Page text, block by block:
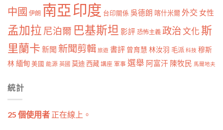
中國 伊朗 南亞印度 台印關係 吳德朗 喀什米爾外交 女性
孟加拉 尼泊爾 巴基斯坦 影評 恐怖主義 政治文化斯
里蘭卡 新聞 新聞剪輯 旅遊 書評 曾育慧 林汝羽 毛派 科技 穆斯
林 緬甸 美國 能源 英國 莫迪 西藏 講座 軍事 選舉 阿富汗 陳牧民 馬爾地夫
統計
25 個使用者 正在線上。